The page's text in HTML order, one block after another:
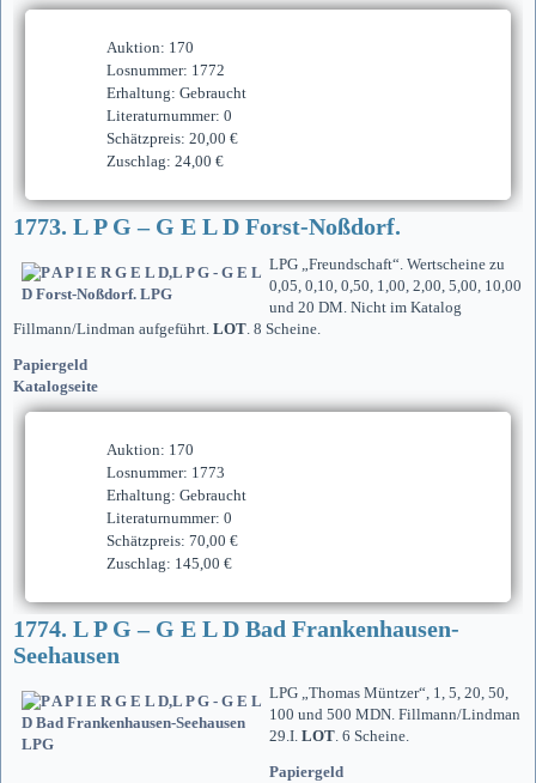
Auktion: 170
Losnummer: 1772
Erhaltung: Gebraucht
Literaturnummer: 0
Schätzpreis: 20,00 €
Zuschlag: 24,00 €
1773. L P G – G E L D Forst-Noßdorf.
LPG „Freundschaft“. Wertscheine zu
0,05, 0,10, 0,50, 1,00, 2,00, 5,00, 10,00
und 20 DM. Nicht im Katalog
Fillmann/Lindman aufgeführt. LOT. 8 Scheine.
Papiergeld
Katalogseite
Auktion: 170
Losnummer: 1773
Erhaltung: Gebraucht
Literaturnummer: 0
Schätzpreis: 70,00 €
Zuschlag: 145,00 €
1774. L P G – G E L D Bad Frankenhausen-
Seehausen
LPG „Thomas Müntzer“, 1, 5, 20, 50,
100 und 500 MDN. Fillmann/Lindman
29.I. LOT. 6 Scheine.
Papiergeld